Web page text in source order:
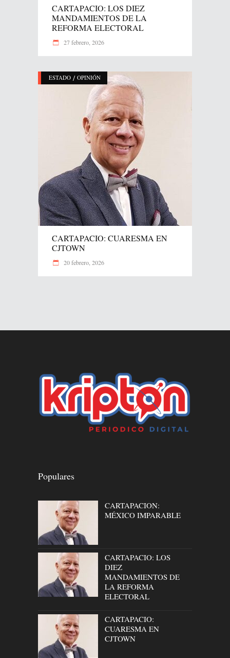
CARTAPACIO: LOS DIEZ
MANDAMIENTOS DE LA
REFORMA ELECTORAL
27 febrero, 2026
ESTADO / OPINIÓN
CARTAPACIO: CUARESMA EN
CJTOWN
20 febrero, 2026
Populares
CARTAPACION:
MÉXICO IMPARABLE
CARTAPACIO: LOS
DIEZ
MANDAMIENTOS DE
LA REFORMA
ELECTORAL
CARTAPACIO:
CUARESMA EN
CJTOWN